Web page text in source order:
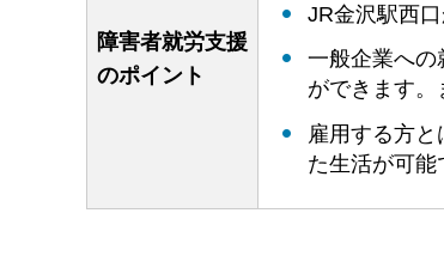
障害者就労支援
のポイント
JR金沢駅西
一般企業への
ができます。
雇用する方
た生活が可能